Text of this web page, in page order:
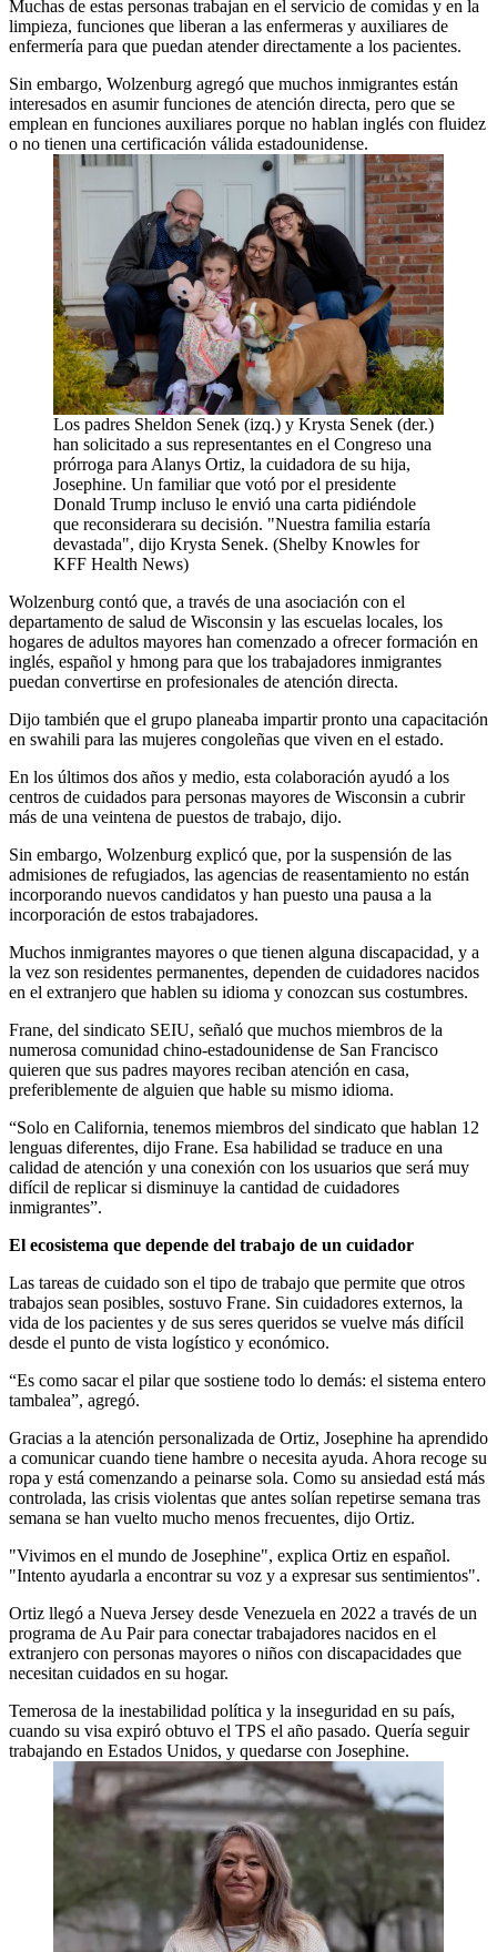
Muchas de estas personas trabajan en el servicio de comidas y en la
limpieza, funciones que liberan a las enfermeras y auxiliares de
enfermería para que puedan atender directamente a los pacientes.
Sin embargo, Wolzenburg agregó que muchos inmigrantes están
interesados en asumir funciones de atención directa, pero que se
emplean en funciones auxiliares porque no hablan inglés con fluidez
o no tienen una certificación válida estadounidense.
Los padres Sheldon Senek (izq.) y Krysta Senek (der.)
han solicitado a sus representantes en el Congreso una
prórroga para Alanys Ortiz, la cuidadora de su hija,
Josephine. Un familiar que votó por el presidente
Donald Trump incluso le envió una carta pidiéndole
que reconsiderara su decisión. "Nuestra familia estaría
devastada", dijo Krysta Senek. (Shelby Knowles for
KFF Health News)
Wolzenburg contó que, a través de una asociación con el
departamento de salud de Wisconsin y las escuelas locales, los
hogares de adultos mayores han comenzado a ofrecer formación en
inglés, español y hmong para que los trabajadores inmigrantes
puedan convertirse en profesionales de atención directa.
Dijo también que el grupo planeaba impartir pronto una capacitación
en swahili para las mujeres congoleñas que viven en el estado.
En los últimos dos años y medio, esta colaboración ayudó a los
centros de cuidados para personas mayores de Wisconsin a cubrir
más de una veintena de puestos de trabajo, dijo.
Sin embargo, Wolzenburg explicó que, por la suspensión de las
admisiones de refugiados, las agencias de reasentamiento no están
incorporando nuevos candidatos y han puesto una pausa a la
incorporación de estos trabajadores.
Muchos inmigrantes mayores o que tienen alguna discapacidad, y a
la vez son residentes permanentes, dependen de cuidadores nacidos
en el extranjero que hablen su idioma y conozcan sus costumbres.
Frane, del sindicato SEIU, señaló que muchos miembros de la
numerosa comunidad chino-estadounidense de San Francisco
quieren que sus padres mayores reciban atención en casa,
preferiblemente de alguien que hable su mismo idioma.
“Solo en California, tenemos miembros del sindicato que hablan 12
lenguas diferentes, dijo Frane. Esa habilidad se traduce en una
calidad de atención y una conexión con los usuarios que será muy
difícil de replicar si disminuye la cantidad de cuidadores
inmigrantes”.
El ecosistema que depende del trabajo de un cuidador
Las tareas de cuidado son el tipo de trabajo que permite que otros
trabajos sean posibles, sostuvo Frane. Sin cuidadores externos, la
vida de los pacientes y de sus seres queridos se vuelve más difícil
desde el punto de vista logístico y económico.
“Es como sacar el pilar que sostiene todo lo demás: el sistema entero
tambalea”, agregó.
Gracias a la atención personalizada de Ortiz, Josephine ha aprendido
a comunicar cuando tiene hambre o necesita ayuda. Ahora recoge su
ropa y está comenzando a peinarse sola. Como su ansiedad está más
controlada, las crisis violentas que antes solían repetirse semana tras
semana se han vuelto mucho menos frecuentes, dijo Ortiz.
"Vivimos en el mundo de Josephine", explica Ortiz en español.
"Intento ayudarla a encontrar su voz y a expresar sus sentimientos".
Ortiz llegó a Nueva Jersey desde Venezuela en 2022 a través de un
programa de Au Pair para conectar trabajadores nacidos en el
extranjero con personas mayores o niños con discapacidades que
necesitan cuidados en su hogar.
Temerosa de la inestabilidad política y la inseguridad en su país,
cuando su visa expiró obtuvo el TPS el año pasado. Quería seguir
trabajando en Estados Unidos, y quedarse con Josephine.